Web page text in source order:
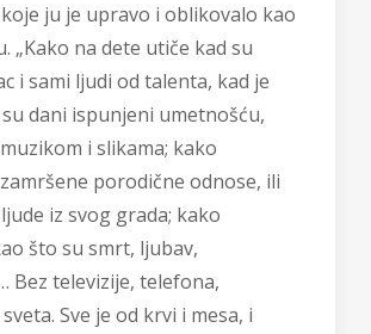
ju je upravo i oblikovalo kao
„Kako na dete utiče kad su
i sami ljudi od talenta, kad je
dani ispunjeni umetnošću,
i slikama; kako
porodične odnose, ili
iz svog grada; kako
što su smrt, ljubav,
Bez televizije, telefona,
Sve je od krvi i mesa, i